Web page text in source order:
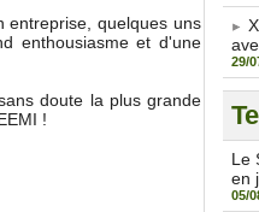
entreprise, quelques uns
enthousiasme et d'une
doute la plus grande
!
29/
Le
en
05/